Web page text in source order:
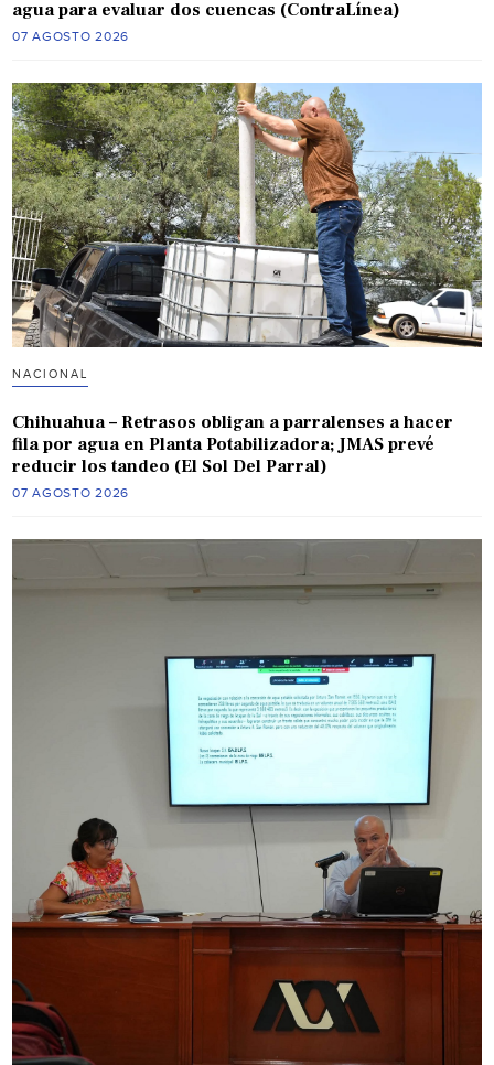
agua para evaluar dos cuencas (ContraLínea)
07 AGOSTO 2026
NACIONAL
Chihuahua – Retrasos obligan a parralenses a hacer
fila por agua en Planta Potabilizadora; JMAS prevé
reducir los tandeo (El Sol Del Parral)
07 AGOSTO 2026